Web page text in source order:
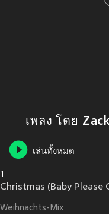
เพลง โดย
เล่นทั้งหมด
1
Christmas (Baby Please
Weihnachts-Mix